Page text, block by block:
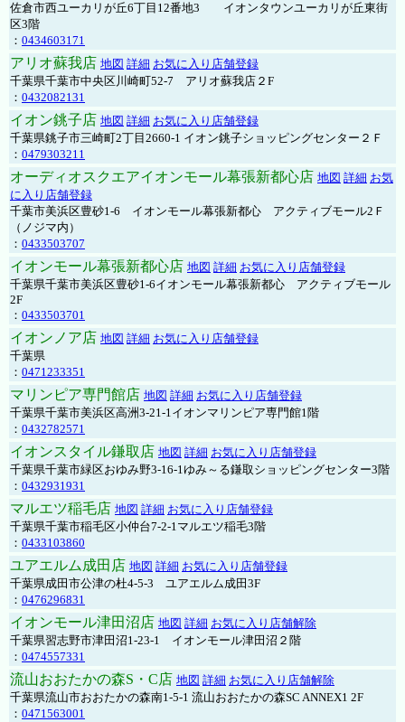
佐倉市西ユーカリが丘6丁目12番地3 イオンタウンユーカリが丘東街
区3階
： 0434603171
アリオ蘇我店 地図 詳細 お気に入り店舗登録
千葉県千葉市中央区川崎町52-7 アリオ蘇我店２F
： 0432082131
イオン銚子店 地図 詳細 お気に入り店舗登録
千葉県銚子市三崎町2丁目2660-1 イオン銚子ショッピングセンター２Ｆ
： 0479303211
オーディオスクエアイオンモール幕張新都心店 地図 詳細 お気
に入り店舗登録
千葉市美浜区豊砂1-6 イオンモール幕張新都心 アクティブモール2Ｆ
（ノジマ内）
： 0433503707
イオンモール幕張新都心店 地図 詳細 お気に入り店舗登録
千葉県千葉市美浜区豊砂1-6イオンモール幕張新都心 アクティブモール
2F
： 0433503701
イオンノア店 地図 詳細 お気に入り店舗登録
千葉県
： 0471233351
マリンピア専門館店 地図 詳細 お気に入り店舗登録
千葉県千葉市美浜区高洲3-21-1イオンマリンピア専門館1階
： 0432782571
イオンスタイル鎌取店 地図 詳細 お気に入り店舗登録
千葉県千葉市緑区おゆみ野3-16-1ゆみ～る鎌取ショッピングセンター3階
： 0432931931
マルエツ稲毛店 地図 詳細 お気に入り店舗登録
千葉県千葉市稲毛区小仲台7-2-1マルエツ稲毛3階
： 0433103860
ユアエルム成田店 地図 詳細 お気に入り店舗登録
千葉県成田市公津の杜4-5-3 ユアエルム成田3F
： 0476296831
イオンモール津田沼店 地図 詳細 お気に入り店舗解除
千葉県習志野市津田沼1-23-1 イオンモール津田沼２階
： 0474557331
流山おおたかの森S・C店 地図 詳細 お気に入り店舗解除
千葉県流山市おおたかの森南1-5-1 流山おおたかの森SC ANNEX1 2F
： 0471563001